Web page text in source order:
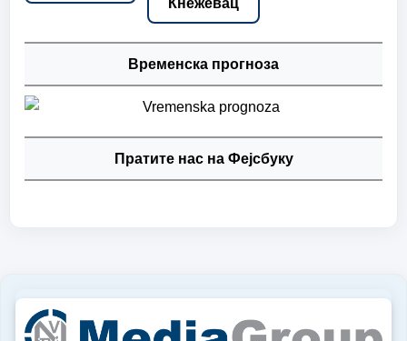
Кнежевац
Временска прогноза
Пратите нас на Фејсбуку